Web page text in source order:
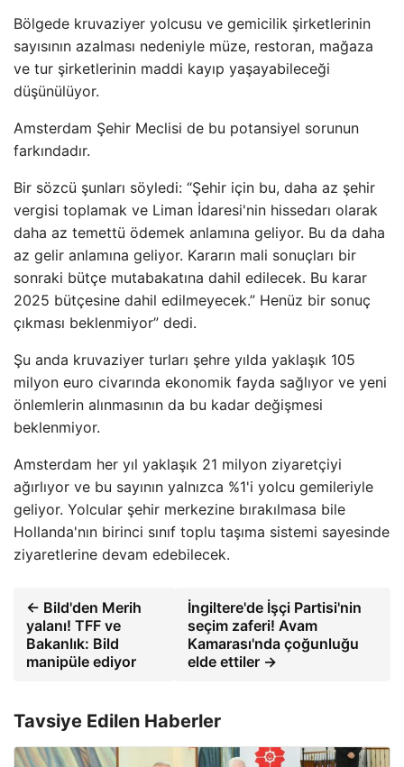
Bölgede kruvaziyer yolcusu ve gemicilik şirketlerinin
sayısının azalması nedeniyle müze, restoran, mağaza
ve tur şirketlerinin maddi kayıp yaşayabileceği
düşünülüyor.
Amsterdam Şehir Meclisi de bu potansiyel sorunun
farkındadır.
Bir sözcü şunları söyledi: “Şehir için bu, daha az şehir
vergisi toplamak ve Liman İdaresi'nin hissedarı olarak
daha az temettü ödemek anlamına geliyor. Bu da daha
az gelir anlamına geliyor. Kararın mali sonuçları bir
sonraki bütçe mutabakatına dahil edilecek. Bu karar
2025 bütçesine dahil edilmeyecek.” Henüz bir sonuç
çıkması beklenmiyor” dedi.
Şu anda kruvaziyer turları şehre yılda yaklaşık 105
milyon euro civarında ekonomik fayda sağlıyor ve yeni
önlemlerin alınmasının da bu kadar değişmesi
beklenmiyor.
Amsterdam her yıl yaklaşık 21 milyon ziyaretçiyi
ağırlıyor ve bu sayının yalnızca %1'i yolcu gemileriyle
geliyor. Yolcular şehir merkezine bırakılmasa bile
Hollanda'nın birinci sınıf toplu taşıma sistemi sayesinde
ziyaretlerine devam edebilecek.
← Bild'den Merih
yalanı! TFF ve
Bakanlık: Bild
manipüle ediyor
İngiltere'de İşçi Partisi'nin
seçim zaferi! Avam
Kamarası'nda çoğunluğu
elde ettiler →
Tavsiye Edilen Haberler